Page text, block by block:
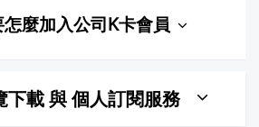
麼加入公司K卡會員
下載 與 個人訂閱服務